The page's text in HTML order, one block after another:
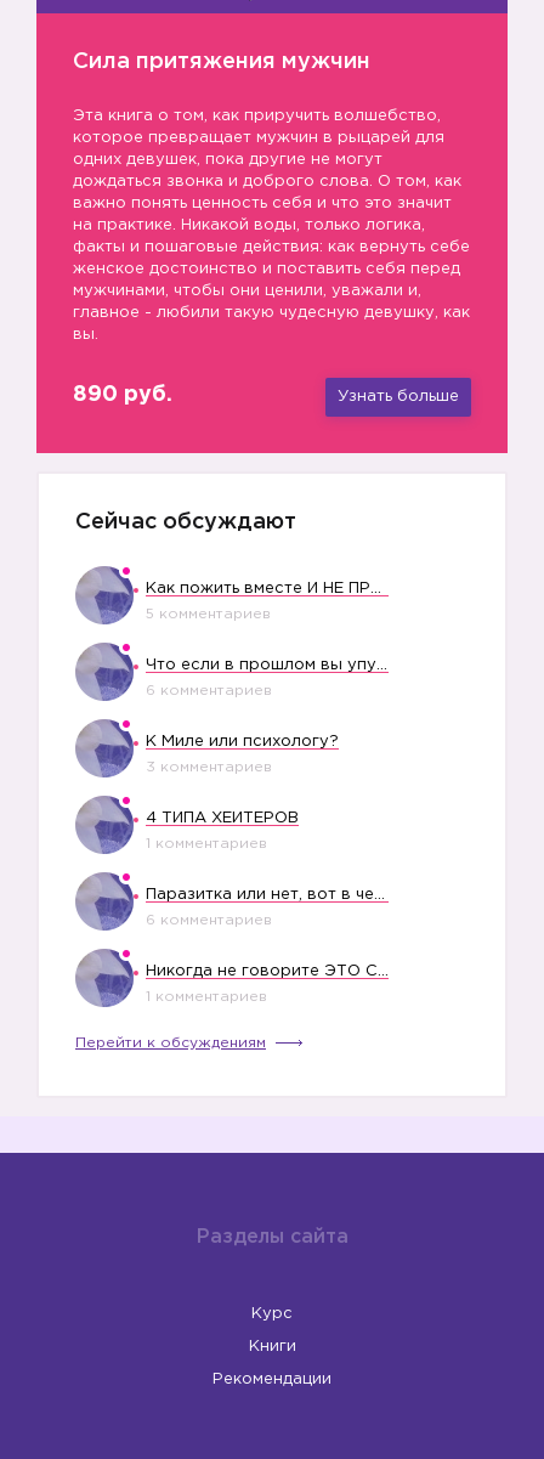
❤️
Сила притяжения мужчин
Эта книга о том, как приручить волшебство,
которое превращает мужчин в рыцарей для
одних девушек, пока другие не могут
дождаться звонка и доброго слова. О том, как
важно понять ценность себя и что это значит
на практике. Никакой воды, только логика,
факты и пошаговые действия: как вернуть себе
женское достоинство и поставить себя перед
мужчинами, чтобы они ценили, уважали и,
главное - любили такую чудесную девушку, как
вы.
890 руб. Узнать больше
Сейчас обсуждают
5 комментариев
6 комментариев
К Миле или психологу?
3 комментариев
4 ТИПА ХЕЙТЕРОВ
1 комментариев
6 комментариев
1 комментариев
Перейти к обсуждениям
Разделы сайта
Курс
Книги
Рекомендации